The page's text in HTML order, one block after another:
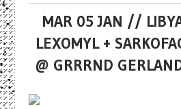
MAR 05 JAN //
LEXOMYL +
@ GRRRND